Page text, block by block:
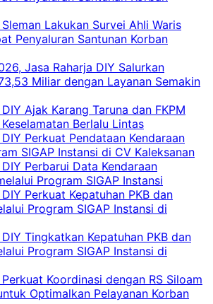
Lakukan Survei Ahli Waris
Penyaluran Santunan Korban
Jasa Raharja DIY Salurkan
Miliar dengan Layanan Semakin
Ajak Karang Taruna dan FKPM
Berlalu Lintas
Perkuat Pendataan Kendaraan
SIGAP Instansi di CV Kaleksanan
Perbarui Data Kendaraan
Program SIGAP Instansi
Perkuat Kepatuhan PKB dan
Program SIGAP Instansi di
Tingkatkan Kepatuhan PKB dan
Program SIGAP Instansi di
Koordinasi dengan RS Siloam
Optimalkan Pelayanan Korban